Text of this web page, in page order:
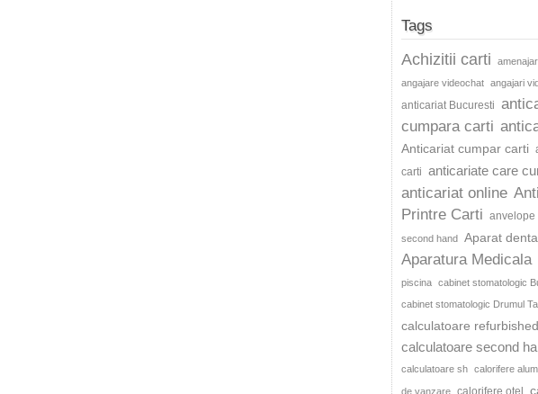
Tags
Achizitii carti
angajare videochat angajari
anticariat Bucuresti
cumpara carti
Anticariat cumpar carti
carti anticariate care
anticariat online
Printre Carti anvelope
second hand Aparat
Aparatura Medicala
piscina cabinet stomatologic
cabinet stomatologic Drumul
calculatoare refurbished
calculatoare second
calculatoare sh calorifere
de vanzare calorifere otel